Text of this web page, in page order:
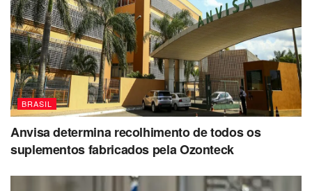
BRASIL
Anvisa determina recolhimento de todos os
suplementos fabricados pela Ozonteck